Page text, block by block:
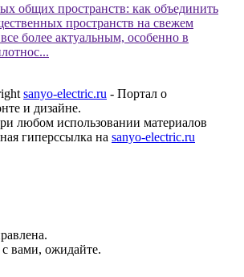
общих пространств: как объединить
пространств на свежем
более актуальным, особенно в
sanyo-electric.ru - Портал о
и дизайне.
любом использовании материалов
гиперссылка на sanyo-electric.ru
вами, ожидайте.